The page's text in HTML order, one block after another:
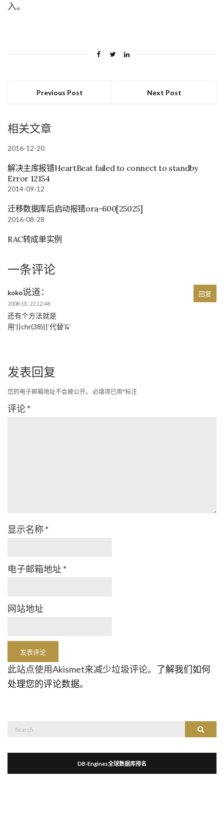
入。
Previous Post Next Post
相关文章
2016-12-20
解决主库报错HeartBeat failed to connect to standby
Error 12154
2014-09-12
迁移数据库后启动报错ora-600[25025]
2016-08-28
RAC转成单实例
一条评论
koko说道：
2008-01-22 12:48
还有个方法就是
用’||chr(38)||’代替’&’
回复
发表回复
您的电子邮箱地址不会被公开。 必填项已用*标注
评论*
显示名称 *
电子邮箱地址 *
网站地址
此站点使用Akismet来减少垃圾评论。 了解我们如何
处理您的评论数据。
Search
DB-Engines全球数据库排名